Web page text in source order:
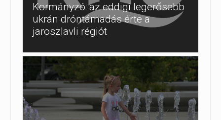
Kormányzó: az eddigi legerősebb
ukrán dróntámadás érte a
jaroszlavli régiót